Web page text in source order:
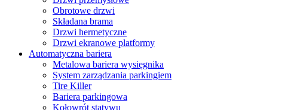
Obrotowe drzwi
Składana brama
Drzwi hermetyczne
Drzwi ekranowe platformy
Automatyczna bariera
Metalowa bariera wysięgnika
System zarządzania parkingiem
Tire Killer
Bariera parkingowa
Kołowrót statywu